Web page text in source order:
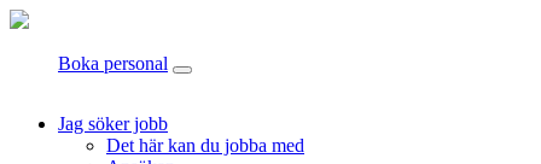
Boka personal
Jag söker jobb
Det här kan du jobba med